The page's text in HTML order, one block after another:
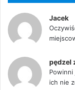
Jacek
pędzel
ich nie